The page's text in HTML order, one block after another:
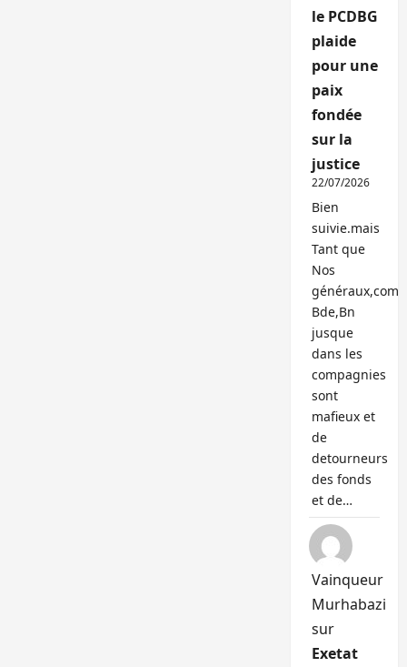
le PCDBG
plaide
pour une
paix
fondée
sur la
justice
22/07/2026
Bien
suivie.mais
Tant que
Nos
généraux,com
Bde,Bn
jusque
dans les
compagnies
sont
mafieux et
de
detourneurs
des fonds
et de…
Vainqueur
Murhabazi
sur
Exetat